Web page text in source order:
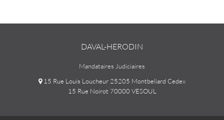
DAVAL-HERODIN
Mandataires Judiciaires
15 Rue Louis Loucheur 25205 Montbeliard Cedex
15 Rue Noirot 70000 VESOUL